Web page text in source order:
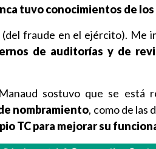
tuvo conocimientos de
fraude en el ejército). Me
de auditorías y de
sostuvo que se está
nombramiento, como de las
TC para mejorar su